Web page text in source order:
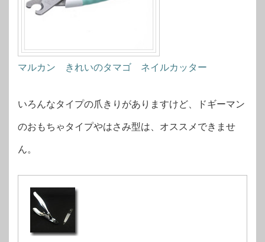
マルカン きれいのタマゴ ネイルカッター
いろんなタイプの爪きりがありますけど、ドギーマン
のおもちゃタイプやはさみ型は、オススメできませ
ん。